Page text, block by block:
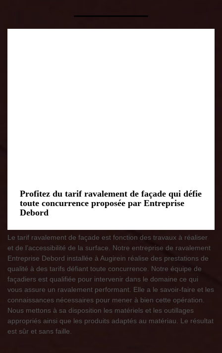
Profitez du tarif ravalement de façade qui défie
toute concurrence proposée par Entreprise
Debord
Le tarif ravalement de façade est fonction des travaux à réaliser
et de l’accessibilité de la surface. Notre entreprise de ravalement
Entreprise Debord installée à Augirein réalise des prestations de
qualité à des tarifs défiant toute concurrence. Notre équipe de
façadiers est qualifiée pour intervenir dans le domaine ce qui
vous assure un ravalement performant. Elle a le savoir-faire et les
connaissances nécessaires pour mener à bien cette opération.
Nous mettons à sa disposition les matériels et les outillages
appropriés ainsi que les produits adaptés au matériau. Le résultat
est sûr et sans faille.